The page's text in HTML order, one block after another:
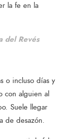
la fe en la
del Revés
o incluso días y
con alguien al
Suele llegar
de desazón.